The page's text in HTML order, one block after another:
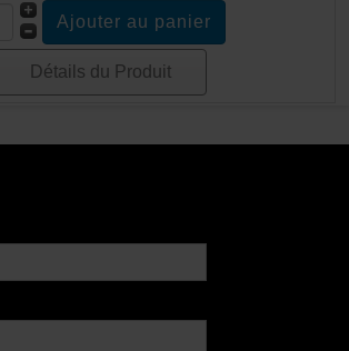
Détails du Produit